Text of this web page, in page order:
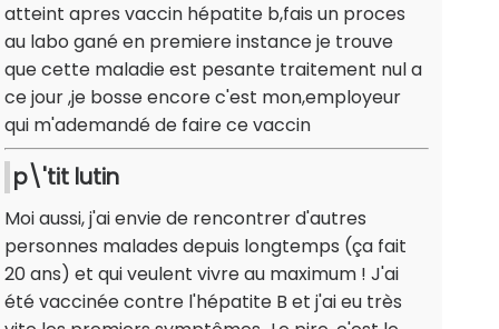
atteint apres vaccin hépatite b,fais un proces
au labo gané en premiere instance je trouve
que cette maladie est pesante traitement nul a
ce jour ,je bosse encore c'est mon,employeur
qui m'ademandé de faire ce vaccin
p\'tit lutin
Moi aussi, j'ai envie de rencontrer d'autres
personnes malades depuis longtemps (ça fait
20 ans) et qui veulent vivre au maximum ! J'ai
été vaccinée contre l'hépatite B et j'ai eu très